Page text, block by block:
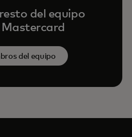
del equipo
del equipo